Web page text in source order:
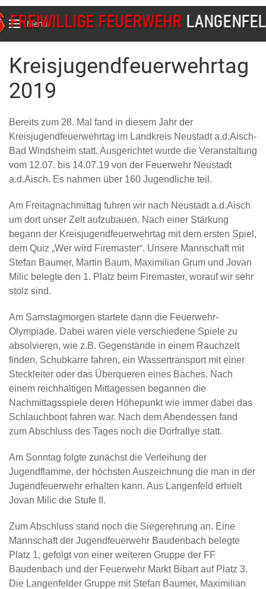
Menu
Kreisjugendfeuerwehrtag
2019
Bereits zum 28. Mal fand in diesem Jahr der
Kreisjugendfeuerwehrtag im Landkreis Neustadt a.d.Aisch-
Bad Windsheim statt. Ausgerichtet wurde die Veranstaltung
vom 12.07. bis 14.07.19 von der Feuerwehr Neustadt
a.d.Aisch. Es nahmen über 160 Jugendliche teil.
Am Freitagnachmittag fuhren wir nach Neustadt a.d.Aisch
um dort unser Zelt aufzubauen. Nach einer Stärkung
begann der Kreisjugendfeuerwehrtag mit dem ersten Spiel,
dem Quiz „Wer wird Firemaster“. Unsere Mannschaft mit
Stefan Baumer, Martin Baum, Maximilian Grum und Jovan
Milic belegte den 1. Platz beim Firemaster, worauf wir sehr
stolz sind.
Am Samstagmorgen startete dann die Feuerwehr-
Olympiade. Dabei waren viele verschiedene Spiele zu
absolvieren, wie z.B. Gegenstände in einem Rauchzelt
finden, Schubkarre fahren, ein Wassertransport mit einer
Steckleiter oder das Überqueren eines Baches. Nach
einem reichhaltigen Mittagessen begannen die
Nachmittagsspiele deren Höhepunkt wie immer dabei das
Schlauchboot fahren war. Nach dem Abendessen fand
zum Abschluss des Tages noch die Dorfrallye statt.
Am Sonntag folgte zunächst die Verleihung der
Jugendflamme, der höchsten Auszeichnung die man in der
Jugendfeuerwehr erhalten kann. Aus Langenfeld erhielt
Jovan Milic die Stufe II.
Zum Abschluss stand noch die Siegerehrung an. Eine
Mannschaft der Jugendfeuerwehr Baudenbach belegte
Platz 1, gefolgt von einer weiteren Gruppe der FF
Baudenbach und der Feuerwehr Markt Bibart auf Platz 3.
Die Langenfelder Gruppe mit Stefan Baumer, Maximilian